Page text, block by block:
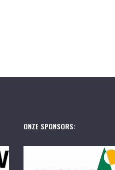
ONZE SPONSORS: